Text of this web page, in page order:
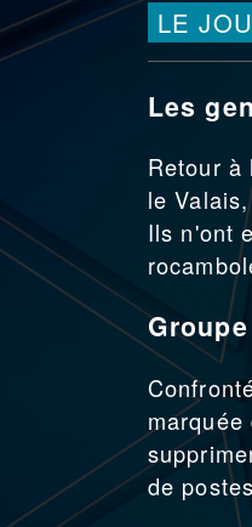
LE
Les
Retour à
le
Ils n'ont
de